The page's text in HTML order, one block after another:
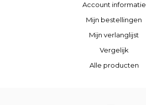
Account informatie
Mijn bestellingen
Mijn verlanglijst
Vergelijk
Alle producten